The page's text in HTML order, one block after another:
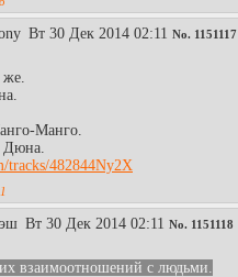
Вт 30 Дек 2014 02:11 No. 1151117
Манго.
tracks/482844Ny2X
Вт 30 Дек 2014 02:11 No. 1151118
взаимоотношений с людьми.